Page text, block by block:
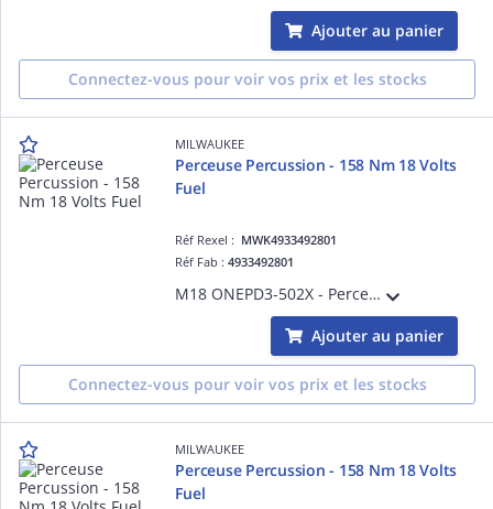
Ajouter au panier
Connectez-vous pour voir vos prix et les stocks
MILWAUKEE
Perceuse Percussion - 158 Nm 18 Volts
Fuel
Réf Rexel : MWK4933492801
Réf Fab :4933492801
M18 ONEPD3-502X - Perceuse Percussion FUEL, 18V, 5,0Ah, 158Nm, Bluetooth - HD Box, 2 Batteries 18V 5,0Ah Red Li-Ion, chargeur M12-18FC
Ajouter au panier
Connectez-vous pour voir vos prix et les stocks
MILWAUKEE
Perceuse Percussion - 158 Nm 18 Volts
Fuel